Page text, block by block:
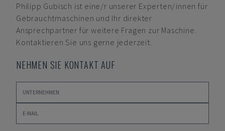
Philipp Gubisch ist eine/r unserer Experten/innen für
Gebrauchtmaschinen und Ihr direkter
Ansprechpartner für weitere Fragen zur Maschine.
Kontaktieren Sie uns gerne jederzeit.
NEHMEN SIE KONTAKT AUF